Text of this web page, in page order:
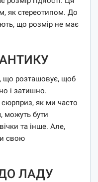
як стереотипом. До
що розмір не має
що розташовує, щоб
і затишно.
як ми часто
можуть бути
та інше. Але,
свою
ЛАДУ